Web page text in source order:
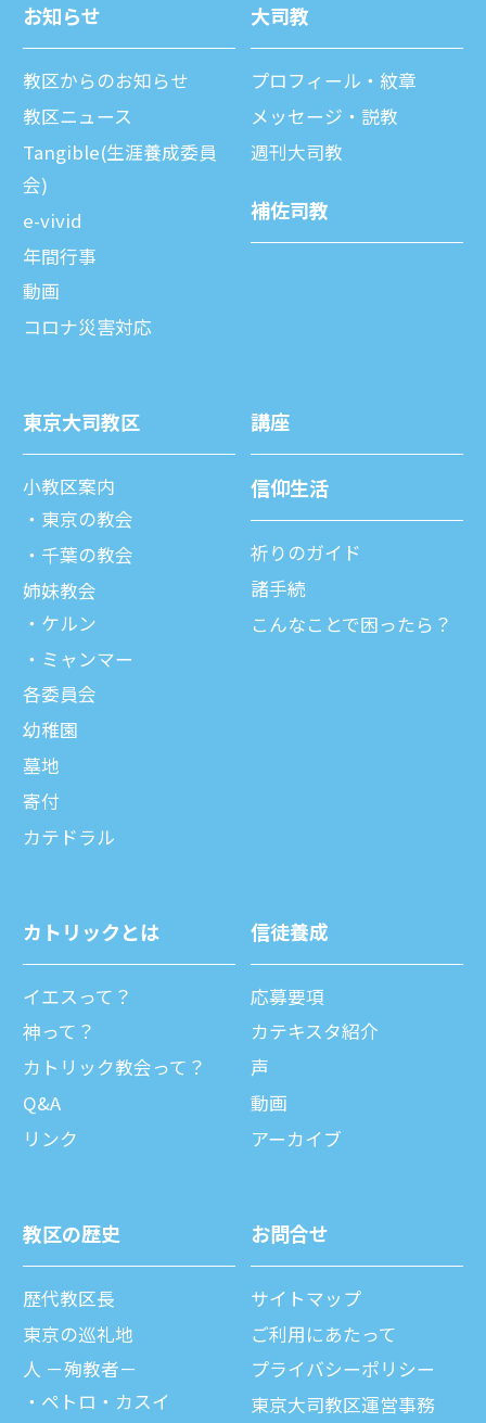
お知らせ
教区からのお知らせ
教区ニュース
Tangible(生涯養成委員
会)
e-vivid
年間⾏事
動画
コロナ災害対応
⼤司教
プロフィール・紋章
メッセージ・説教
週刊⼤司教
補佐司教
東京⼤司教区
⼩教区案内
東京の教会
千葉の教会
姉妹教会
ケルン
ミャンマー
各委員会
幼稚園
墓地
寄付
カテドラル
講座
信仰⽣活
祈りのガイド
諸⼿続
こんなことで困ったら？
カトリックとは
イエスって？
神って？
カトリック教会って？
Q&A
リンク
信徒養成
応募要項
カテキスタ紹介
声
動画
アーカイブ
教区の歴史
歴代教区⻑
東京の巡礼地
⼈ －殉教者－
ペトロ・カスイ
お問合せ
サイトマップ
ご利⽤にあたって
プライバシーポリシー
東京大司教区運営事務